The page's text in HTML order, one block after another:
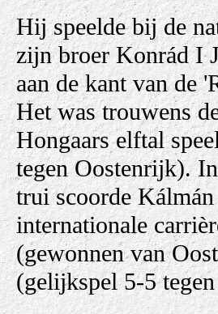
Hij speelde bij de
zijn broer Konrád I
aan de kant van de
Het was trouwens
Hongaars elftal
tegen Oostenrijk).
trui scoorde
internationale
(gewonnen van
(gelijkspel 5-5